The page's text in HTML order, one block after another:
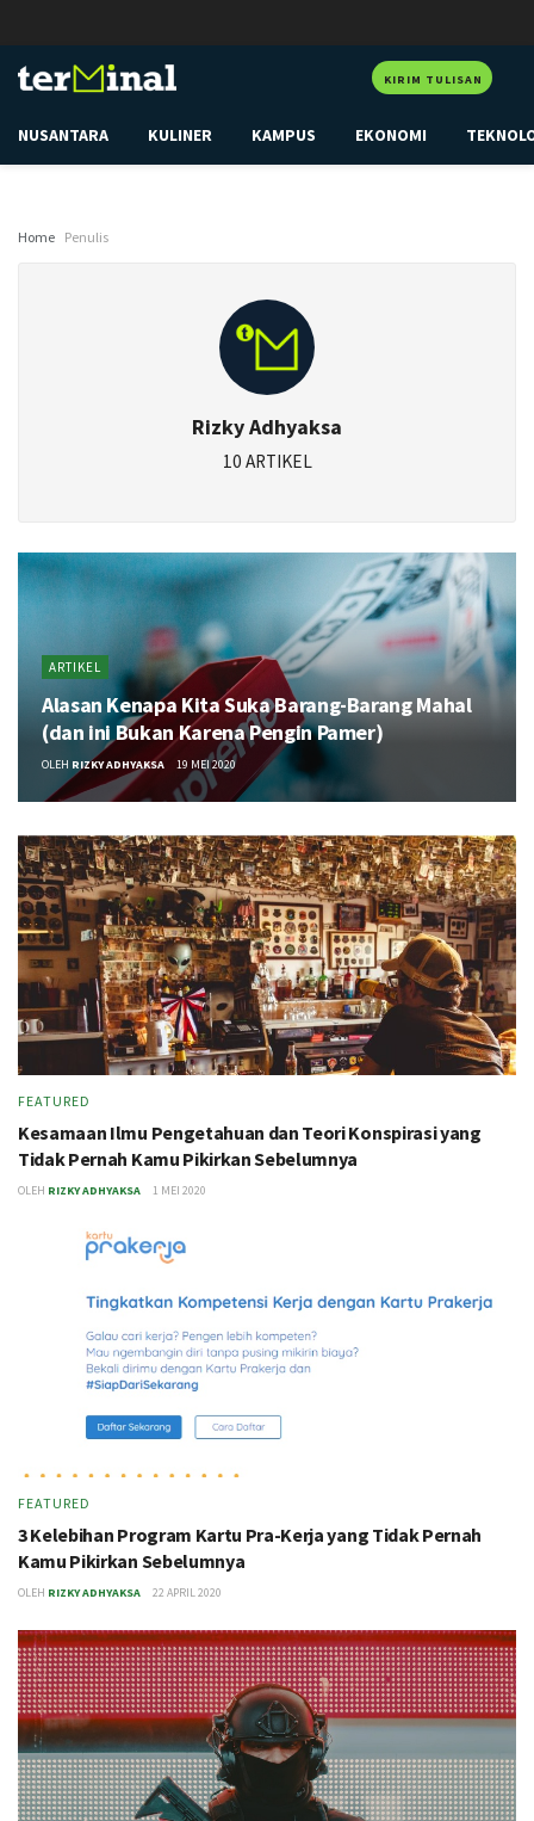
KIRIM TULISAN
NUSANTARA KULINER KAMPUS EKONOMI
Home Penulis
Rizky Adhyaksa
10 ARTIKEL
ARTIKEL
Alasan Kenapa Kita Suka Barang-Barang Mahal
(dan ini Bukan Karena Pengin Pamer)
OLEH RIZKY ADHYAKSA 19 MEI 2020
FEATURED
Kesamaan Ilmu Pengetahuan dan Teori Konspirasi yang
Tidak Pernah Kamu Pikirkan Sebelumnya
OLEH RIZKY ADHYAKSA 1 MEI 2020
FEATURED
3 Kelebihan Program Kartu Pra-Kerja yang Tidak Pernah
Kamu Pikirkan Sebelumnya
OLEH RIZKY ADHYAKSA 22 APRIL 2020